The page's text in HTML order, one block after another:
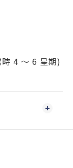
4 ～ 6 星期)